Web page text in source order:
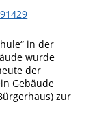
in der
wurde
der
Gebäude
zur